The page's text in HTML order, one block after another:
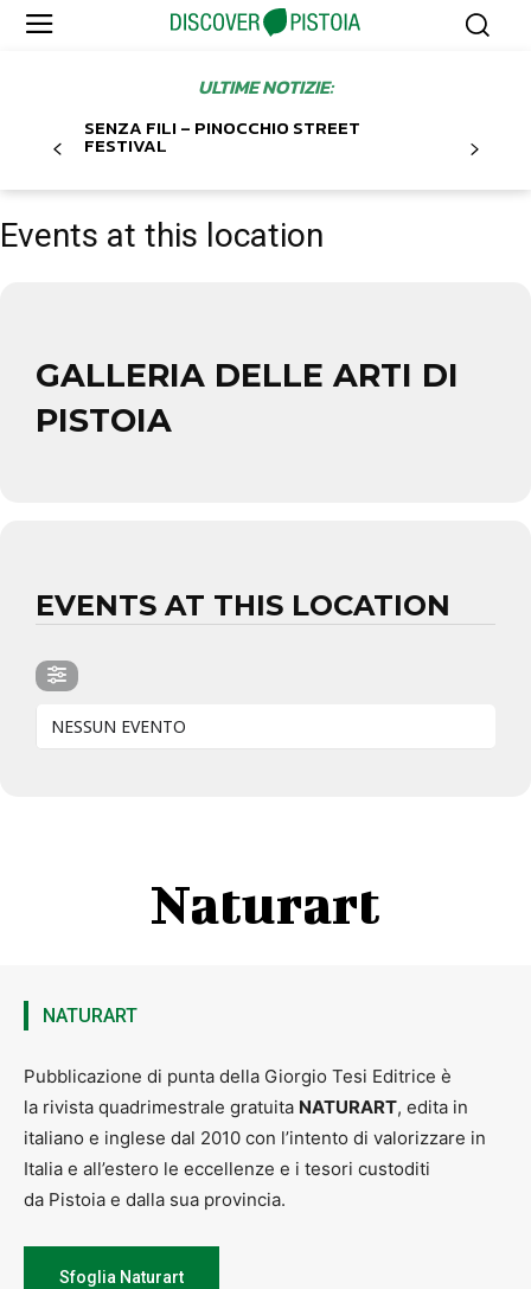
ULTIME NOTIZIE:
SENZA FILI – PINOCCHIO STREET
FESTIVAL
Events at this location
GALLERIA DELLE ARTI DI
PISTOIA
EVENTS AT THIS LOCATION
NESSUN EVENTO
Naturart
NATURART
Pubblicazione di punta della Giorgio Tesi Editrice è
la rivista quadrimestrale gratuita NATURART, edita in
italiano e inglese dal 2010 con l’intento di valorizzare in
Italia e all’estero le eccellenze e i tesori custoditi
da Pistoia e dalla sua provincia.
Sfoglia Naturart